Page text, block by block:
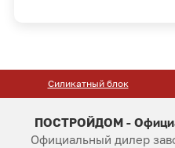
Силикатный блок
ПОСТРОЙДОМ -
Официальный дилер